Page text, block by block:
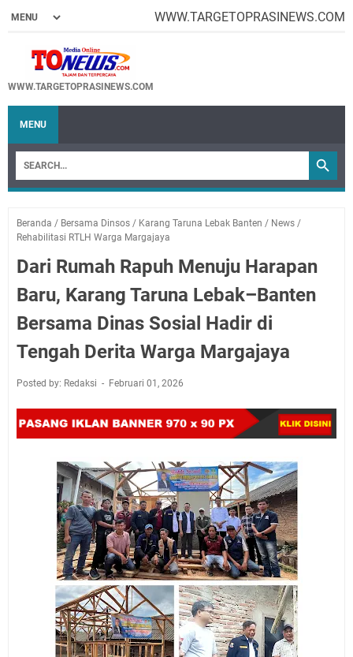
WWW.TARGETOPRASINEWS.COM
WWW.TARGETOPRASINEWS.COM
MENU
Beranda / Bersama Dinsos / Karang Taruna Lebak Banten / News /
Rehabilitasi RTLH Warga Margajaya
Dari Rumah Rapuh Menuju Harapan
Baru, Karang Taruna Lebak–Banten
Bersama Dinas Sosial Hadir di
Tengah Derita Warga Margajaya
Posted by: Redaksi Februari 01, 2026